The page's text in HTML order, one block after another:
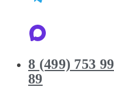
8 (499) 753 99
89